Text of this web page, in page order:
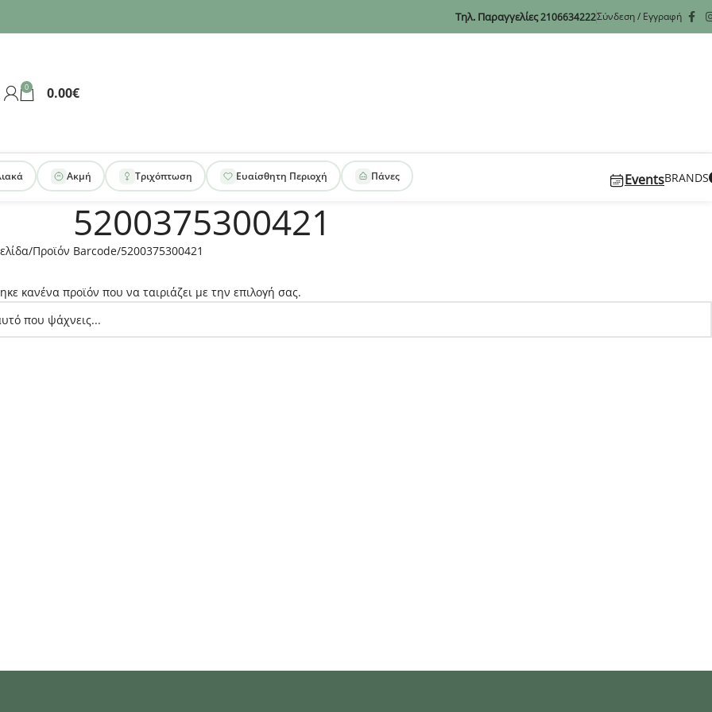
Τηλ. Παραγγελίες2106634222Σύνδεση / Εγγραφή
0 0.00€
Ακμή Τριχόπτωση Ευαίσθητη Περιοχή Πάνες EventsBRANDS
5200375300421
Προϊόν Barcode 5200375300421
κανένα προϊόν που να ταιριάζει με την επιλογή σας.